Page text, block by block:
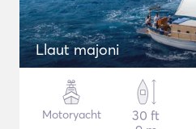
Llaut majoni
Motoryacht
30 ft